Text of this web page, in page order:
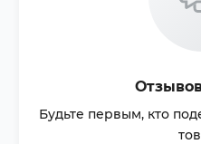
Будьте первым, кто